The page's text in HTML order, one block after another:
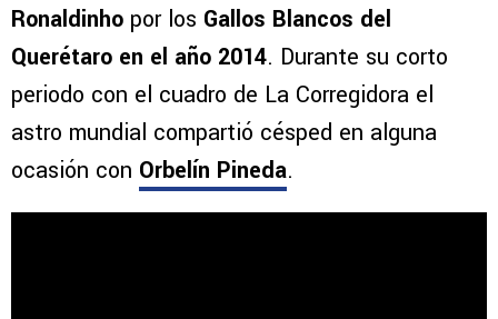
Ronaldinho por los Gallos Blancos del
Querétaro en el año 2014. Durante su corto
periodo con el cuadro de La Corregidora el
astro mundial compartió césped en alguna
ocasión con Orbelín Pineda.